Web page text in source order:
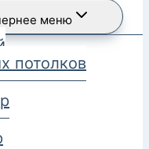
меню
потолков